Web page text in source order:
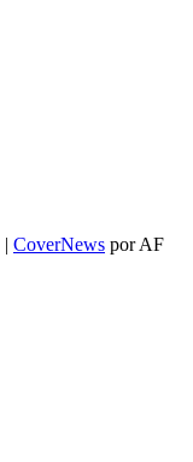
| CoverNews por AF